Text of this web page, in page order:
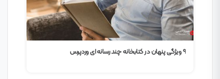
چگونه می توان رتبه الکسای سایت را بهبود داد؟